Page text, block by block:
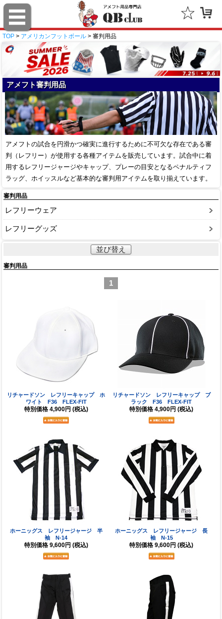
TOP > アメリカンフットボール > 審判用品
アメフト審判用品
アメフトの試合を円滑かつ確実に進行するために不可欠な存在である審
判（レフリー）が使用する各種アイテムを販売しています。試合中に着
用するレフリージャージやキャップ、プレーの目安となるペナルティフ
ラッグ、ホイッスルなど基本的な審判用アイテムを取り揃えています。
審判用品
レフリーウェア
レフリーグッズ
並び替え
審判用品
1
リチャードソン レフリーキャップ ホ
ワイト F36 FLEX-FIT
特別価格 4,900円 (税込)
リチャードソン レフリーキャップ ブ
ラック F36 FLEX-FIT
特別価格 4,900円 (税込)
ホーニッグス レフリージャージ 半
袖 N-14
特別価格 9,600円 (税込)
ホーニッグス レフリージャージ 長
袖 N-15
特別価格 9,600円 (税込)